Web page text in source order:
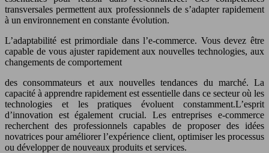
transversales permettent aux professionnels de s’adapter rapidement
à un environnement en constante évolution.
L’adaptabilité est primordiale dans l’e-commerce. Vous devez être
capable de vous ajuster rapidement aux nouvelles technologies, aux
changements de comportement
des consommateurs et aux nouvelles tendances du marché. La
capacité à apprendre rapidement est essentielle dans ce secteur où les
technologies et les pratiques évoluent constamment.L’esprit
d’innovation est également crucial. Les entreprises e-commerce
recherchent des professionnels capables de proposer des idées
novatrices pour améliorer l’expérience client, optimiser les processus
ou développer de nouveaux produits et services.